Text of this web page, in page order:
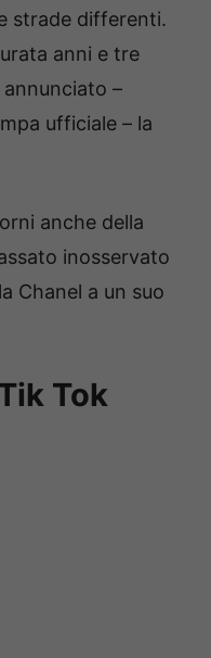
strade differenti.
anni e tre
–
ufficiale – la
anche della
inosservato
Chanel a un suo
Tok